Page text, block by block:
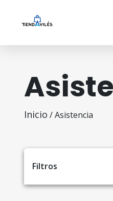
Inicio / Asistencia
Filtros